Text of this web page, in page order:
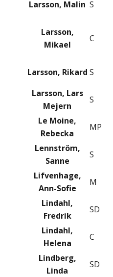
Larsson, Malin S
Larsson,
Mikael
C
Larsson, Rikard S
Larsson, Lars
Mejern
S
Le Moine,
Rebecka
MP
Lennström,
Sanne
S
Lifvenhage,
Ann-Sofie
M
Lindahl,
Fredrik
SD
Lindahl,
Helena
C
Lindberg,
Linda
SD